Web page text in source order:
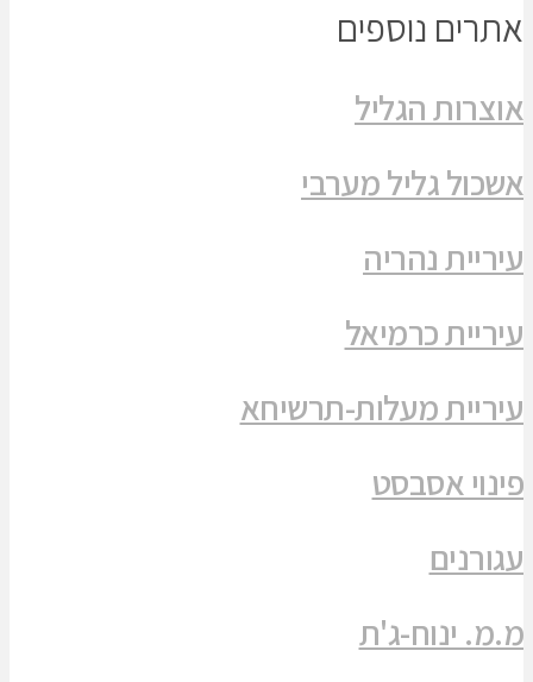
אתרים נוספים
אוצרות הגליל
אשכול גליל מערבי
עיריית נהריה
עיריית כרמיאל
עיריית מעלות-תרשיחא
פינוי אסבסט
עגורנים
מ.מ. ינוח-ג'ת